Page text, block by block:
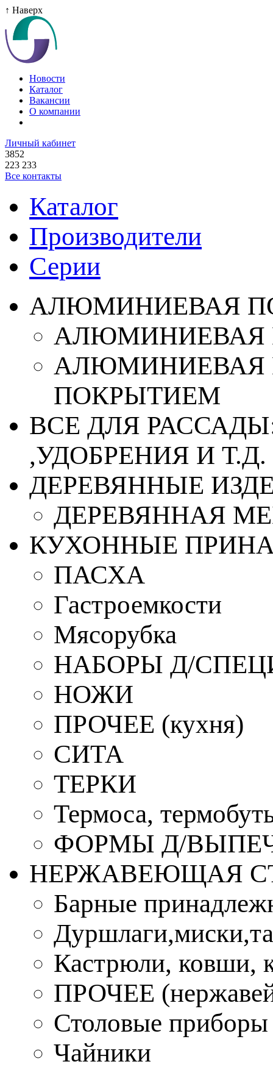
↑ Наверх
Новости
Каталог
Вакансии
О компании
Личный кабинет
3852
223 233
Все контакты
Каталог
Производители
Серии
АЛЮМИНИЕВАЯ
АЛЮМИНИЕВАЯ
АЛЮМИНИЕВАЯ
ПОКРЫТИЕМ
ВСЕ ДЛЯ
,УДОБРЕНИЯ И Т.Д.
ДЕРЕВЯННЫЕ
ДЕРЕВЯННАЯ
КУХОННЫЕ
ПАСХА
Гастроемкости
Мясорубка
НАБОРЫ Д/
НОЖИ
ПРОЧЕЕ (кухня)
СИТА
ТЕРКИ
Термоса,
ФОРМЫ Д/
НЕРЖАВЕЮЩАЯ
Барные
Кастрюли, ковши,
ПРОЧЕЕ
Столовые приборы
Чайники